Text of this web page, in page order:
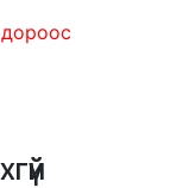
дороос